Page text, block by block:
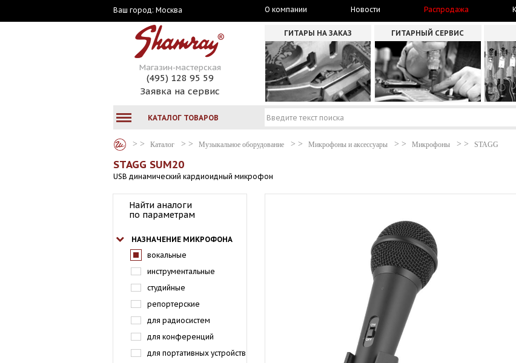
Ваш город: Москва О компании Новости Распродажа
Магазин-мастерская
(495) 128 95 59
Заявка на сервис
ГИТАРЫ НА ЗАКАЗ ГИТАРНЫЙ СЕРВИС
КАТАЛОГ ТОВАРОВ
Каталог Музыкальное оборудование Микрофоны и аксессуары Микрофоны STAGG
STAGG SUM20
USB динамический кардиоидный микрофон
Найти аналоги
по параметрам
НАЗНАЧЕНИЕ МИКРОФОНА
вокальные
инструментальные
студийные
репортерские
для радиосистем
для конференций
для портативных устройств